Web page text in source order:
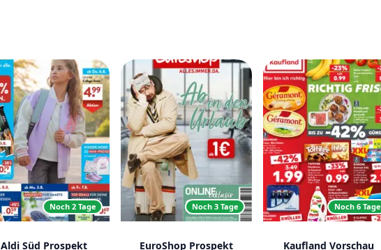
Noch 2 Tage
Aldi Süd Prospekt
Noch 3 Tage
EuroShop Prospekt
Noch 6 Tage
Kaufland Vorschau